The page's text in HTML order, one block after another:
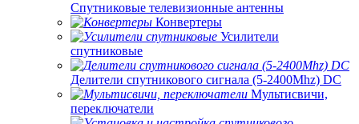
Спутниковые телевизионные антенны
Конвертеры
Усилители
спутниковые
Делители спутникового сигнала (5-2400Mhz) DC
Мультисвичи,
переключатели